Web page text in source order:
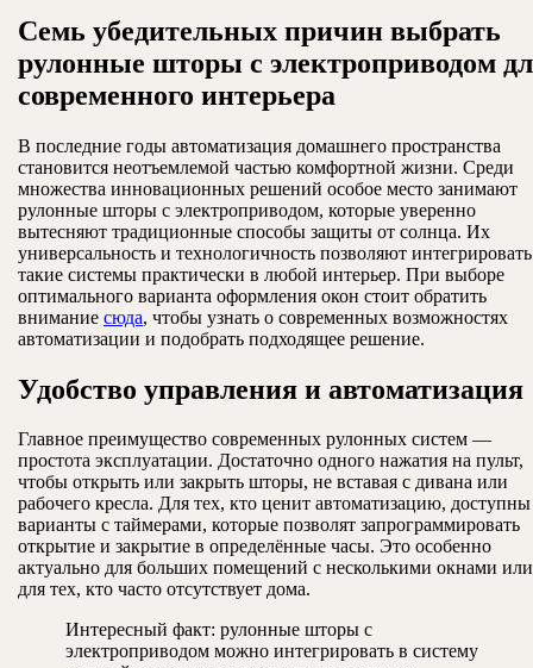
Семь убедительных причин выбрать
рулонные шторы с электроприводом
современного интерьера
В последние годы автоматизация домашнего пространства
становится неотъемлемой частью комфортной жизни. Среди
множества инновационных решений особое место занимают
рулонные шторы с электроприводом, которые уверенно
вытесняют традиционные способы защиты от солнца. Их
универсальность и технологичность позволяют интегрировать
такие системы практически в любой интерьер. При выборе
оптимального варианта оформления окон стоит обратить
внимание сюда, чтобы узнать о современных возможностях
автоматизации и подобрать подходящее решение.
Удобство управления и автоматизация
Главное преимущество современных рулонных систем —
простота эксплуатации. Достаточно одного нажатия на пульт,
чтобы открыть или закрыть шторы, не вставая с дивана или
рабочего кресла. Для тех, кто ценит автоматизацию, доступны
варианты с таймерами, которые позволят запрограммировать
открытие и закрытие в определённые часы. Это особенно
актуально для больших помещений с несколькими окнами или
для тех, кто часто отсутствует дома.
Интересный факт: рулонные шторы с
электроприводом можно интегрировать в систему